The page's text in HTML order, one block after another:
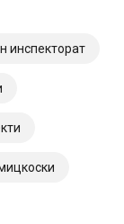
инспекторат